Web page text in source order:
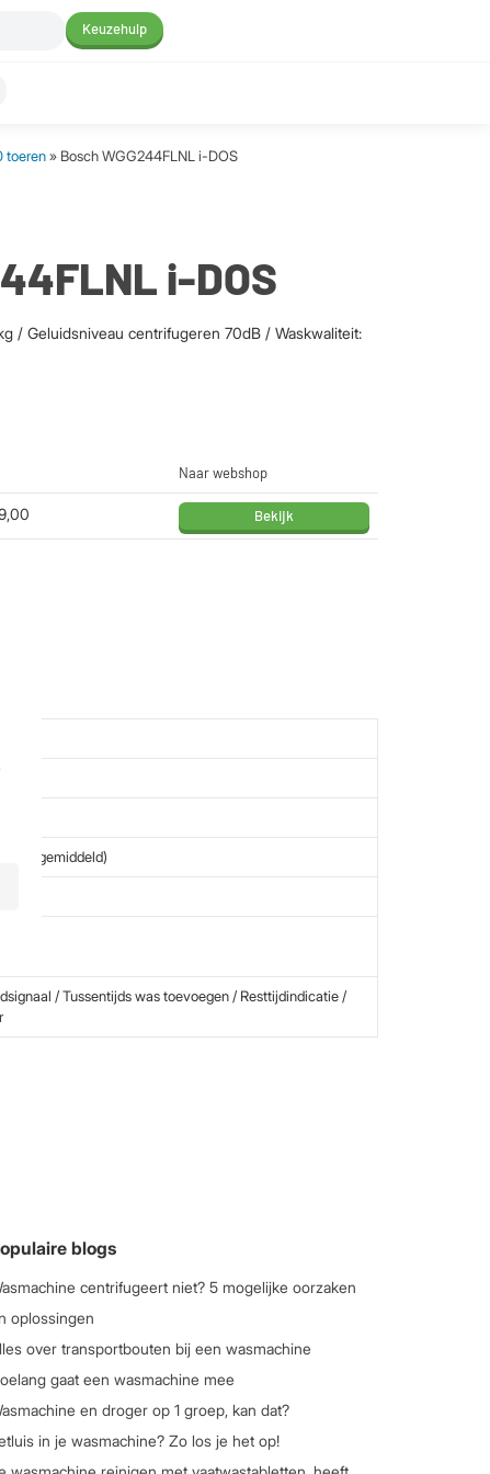
Keuzehulp
toeren» Bosch WGG244FLNL i-DOS
i-DOS
/ Geluidsniveau centrifugeren 70dB / Waskwaliteit:
Naar webshop
Bekijk
dan gemiddeld)
/ Tussentijds was toevoegen / Resttijdindicatie /
blogs
centrifugeert niet? 5 mogelijke oorzaken
oplossingen
over transportbouten bij een wasmachine
gaat een wasmachine mee
en droger op 1 groep, kan dat?
in je wasmachine? Zo los je het op!